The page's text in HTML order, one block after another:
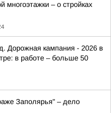
многоэтажки – о стройках
Дорожная кампания - 2026 в
в работе – больше 50
Заполярья" – дело